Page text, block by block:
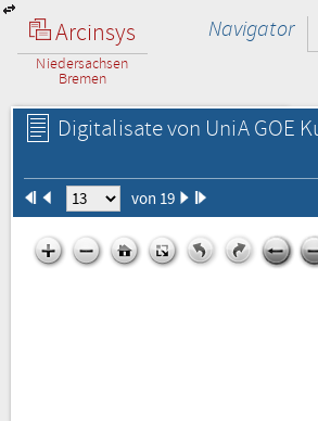
Arcinsys
Niedersachsen
Bremen
Navigator
Digitalisate von UniA GOE
von 19